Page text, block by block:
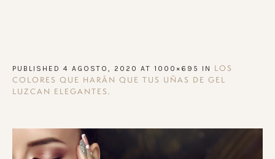
PUBLISHED 4 AGOSTO, 2020 AT 1000×695 IN
LOS
COLORES QUE HARÁN QUE TUS UÑAS DE GEL
LUZCAN ELEGANTES .